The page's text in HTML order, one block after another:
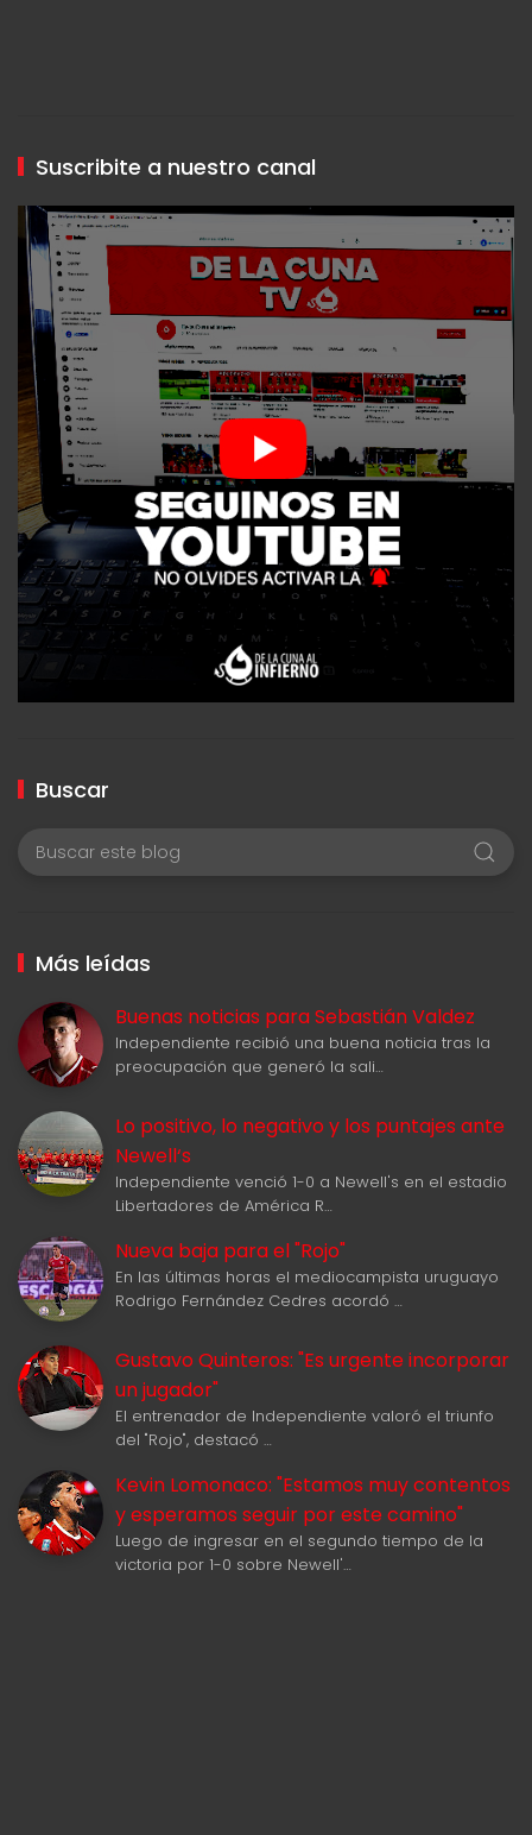
Suscribite a nuestro canal
Buscar
Más leídas
Buenas noticias para Sebastián Valdez
Independiente recibió una buena noticia tras la
preocupación que generó la sali…
Lo positivo, lo negativo y los puntajes ante
Newell‘s
Independiente venció 1-0 a Newell's en el estadio
Libertadores de América R…
Nueva baja para el "Rojo"
En las últimas horas el mediocampista uruguayo
Rodrigo Fernández Cedres acordó …
Gustavo Quinteros: "Es urgente incorporar
un jugador"
El entrenador de Independiente valoró el triunfo
del "Rojo", destacó …
Kevin Lomonaco: "Estamos muy contentos
y esperamos seguir por este camino"
Luego de ingresar en el segundo tiempo de la
victoria por 1-0 sobre Newell'…